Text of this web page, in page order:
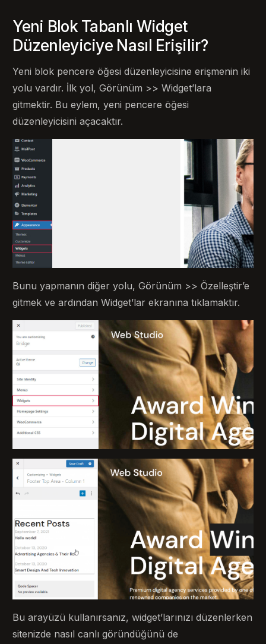
Yeni Blok Tabanlı Widget
Düzenleyiciye Nasıl Erişilir?
Yeni blok pencere öğesi düzenleyicisine erişmenin iki
yolu vardır. İlk yol, Görünüm >> Widget’lara
gitmektir. Bu eylem, yeni pencere öğesi
düzenleyicisini açacaktır.
Bunu yapmanın diğer yolu, Görünüm >> Özelleştir’e
gitmek ve ardından Widget’lar ekranına tıklamaktır.
Bu arayüzü kullanırsanız, widget’larınızı düzenlerken
sitenizde nasıl canlı göründüğünü de